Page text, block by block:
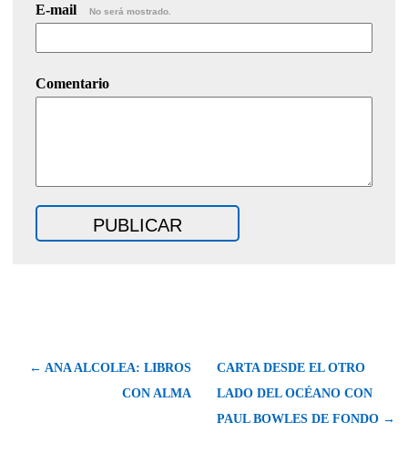
E-mail No será mostrado.
Comentario
← ANA ALCOLEA: LIBROS
CON ALMA
CARTA DESDE EL OTRO
LADO DEL OCÉANO CON
PAUL BOWLES DE FONDO →